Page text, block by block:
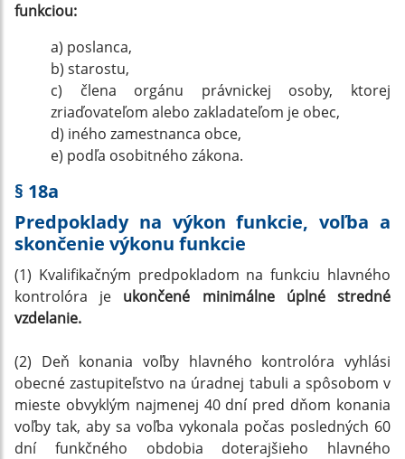
funkciou:
a) poslanca,
b) starostu,
c) člena orgánu právnickej osoby, ktorej
zriaďovateľom alebo zakladateľom je obec,
d) iného zamestnanca obce,
e) podľa osobitného zákona.
§ 18a
Predpoklady na výkon funkcie, voľba a
skončenie výkonu funkcie
(1) Kvalifikačným predpokladom na funkciu hlavného
kontrolóra je ukončené minimálne úplné stredné
vzdelanie.
(2) Deň konania voľby hlavného kontrolóra vyhlási
obecné zastupiteľstvo na úradnej tabuli a spôsobom v
mieste obvyklým najmenej 40 dní pred dňom konania
voľby tak, aby sa voľba vykonala počas posledných 60
dní funkčného obdobia doterajšieho hlavného